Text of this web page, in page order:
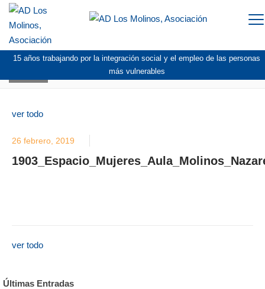
15 años trabajando por la integración social y el empleo de las personas
más vulnerables
ver todo
26 febrero, 2019
ver todo
Últimas Entradas